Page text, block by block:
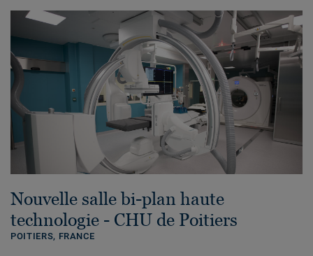
Nouvelle salle bi-plan haute
technologie - CHU de Poitiers
POITIERS, FRANCE